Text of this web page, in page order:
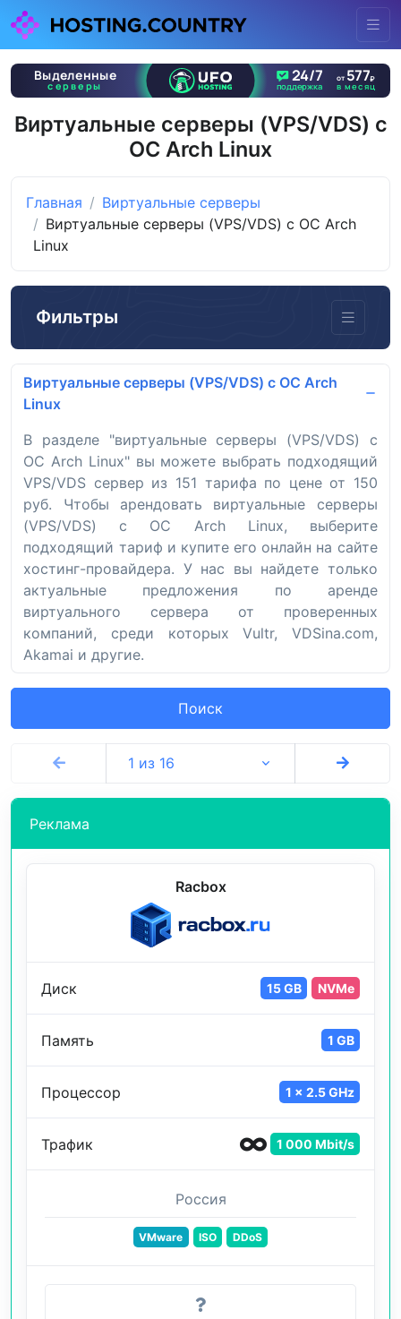
Виртуальные серверы (VPS/VDS) с
ОС Arch Linux
Главная
Виртуальные серверы
Виртуальные серверы (VPS/VDS) с ОС Arch
Linux
Фильтры
Виртуальные серверы (VPS/VDS) с ОС Arch
Linux
В разделе "виртуальные серверы (VPS/VDS) с
ОС Arch Linux" вы можете выбрать подходящий
VPS/VDS сервер из 151 тарифа по цене от 150
руб. Чтобы арендовать виртуальные серверы
(VPS/VDS) с ОС Arch Linux, выберите
подходящий тариф и купите его онлайн на сайте
хостинг-провайдера. У нас вы найдете только
актуальные предложения по аренде
виртуального сервера от проверенных
компаний, среди которых Vultr, VDSina.com,
Akamai и другие.
Поиск
1 из 16
Реклама
Racbox
Диск 15 GB NVMe
Память 1 GB
Процессор 1 x 2.5 GHz
Трафик 1 000 Mbit/s
Россия
VMware ISO DDoS